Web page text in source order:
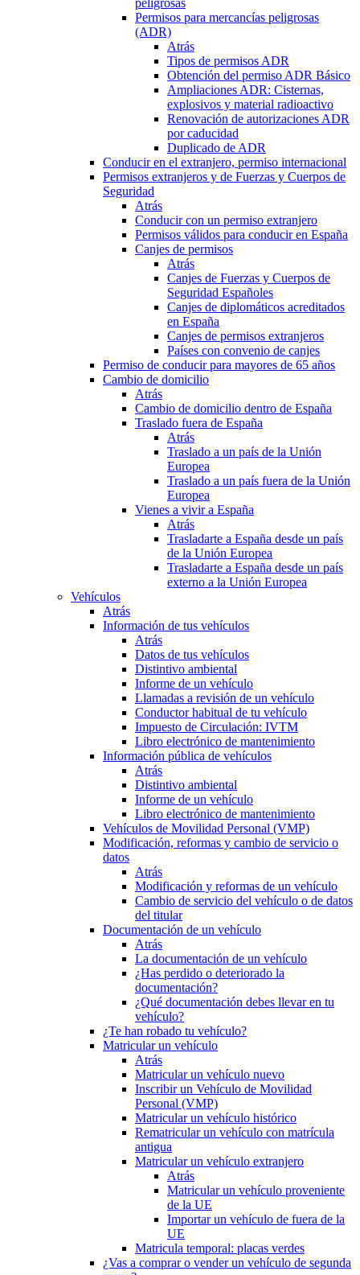
peligrosas
Permisos para mercancías peligrosas
(ADR)
Atrás
Tipos de permisos ADR
Obtención del permiso ADR Básico
Ampliaciones ADR: Cisternas,
explosivos y material radioactivo
Renovación de autorizaciones ADR
por caducidad
Duplicado de ADR
Conducir en el extranjero, permiso internacional
Permisos extranjeros y de Fuerzas y Cuerpos de
Seguridad
Atrás
Conducir con un permiso extranjero
Permisos válidos para conducir en España
Canjes de permisos
Atrás
Canjes de Fuerzas y Cuerpos de
Seguridad Españoles
Canjes de diplomáticos acreditados
en España
Canjes de permisos extranjeros
Países con convenio de canjes
Permiso de conducir para mayores de 65 años
Cambio de domicilio
Atrás
Cambio de domicilio dentro de España
Traslado fuera de España
Atrás
Traslado a un país de la Unión
Europea
Traslado a un país fuera de la Unión
Europea
Vienes a vivir a España
Atrás
Trasladarte a España desde un país
de la Unión Europea
Trasladarte a España desde un país
externo a la Unión Europea
Vehículos
Atrás
Información de tus vehículos
Atrás
Datos de tus vehículos
Distintivo ambiental
Informe de un vehículo
Llamadas a revisión de un vehículo
Conductor habitual de tu vehículo
Impuesto de Circulación: IVTM
Libro electrónico de mantenimiento
Información pública de vehículos
Atrás
Distintivo ambiental
Informe de un vehículo
Libro electrónico de mantenimiento
Vehículos de Movilidad Personal (VMP)
Modificación, reformas y cambio de servicio o
datos
Atrás
Modificación y reformas de un vehículo
Cambio de servicio del vehículo o de datos
del titular
Documentación de un vehículo
Atrás
La documentación de un vehículo
¿Has perdido o deteriorado la
documentación?
¿Qué documentación debes llevar en tu
vehículo?
¿Te han robado tu vehículo?
Matricular un vehículo
Atrás
Matricular un vehículo nuevo
Inscribir un Vehículo de Movilidad
Personal (VMP)
Matricular un vehículo histórico
Rematricular un vehículo con matrícula
antigua
Matricular un vehículo extranjero
Atrás
Matricular un vehículo proveniente
de la UE
Importar un vehículo de fuera de la
UE
Matricula temporal: placas verdes
¿Vas a comprar o vender un vehículo de segunda